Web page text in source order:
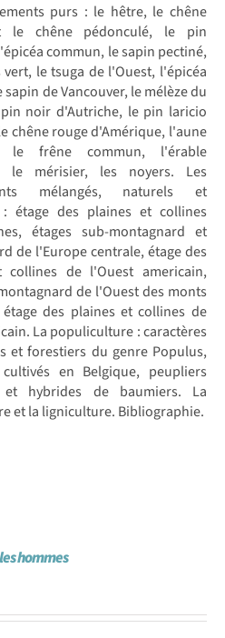
purs : le hêtre, le chêne
le chêne pédonculé, le pin
commun, le sapin pectiné,
vert, le tsuga de l'Ouest, l'épicéa
sapin de Vancouver, le mélèze du
noir d'Autriche, le pin laricio
chêne rouge d'Amérique, l'aune
le frêne commun, l'érable
le mérisier, les noyers. Les
mélangés, naturels et
: étage des plaines et collines
étages sub-montagnard et
de l'Europe centrale, étage des
collines de l'Ouest americain,
de l'Ouest des monts
étage des plaines et collines de
La populiculture : caractères
et forestiers du genre Populus,
en Belgique, peupliers
et hybrides de baumiers. La
et la ligniculture. Bibliographie.
hommes